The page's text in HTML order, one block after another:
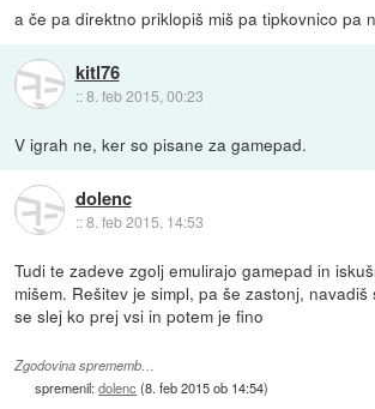
a če pa direktno priklopiš miš pa tipkovnico pa
kitl76
::8. feb 2015, 00:23
V igrah ne, ker so pisane za gamepad.
dolenc
::8. feb 2015, 14:53
Tudi te zadeve zgolj emulirajo gamepad in
mišem. Rešitev je simpl, pa še zastonj,
se slej ko prej vsi in potem je fino
Zgodovina sprememb…
spremenil:dolenc (8. feb 2015 ob 14:54)